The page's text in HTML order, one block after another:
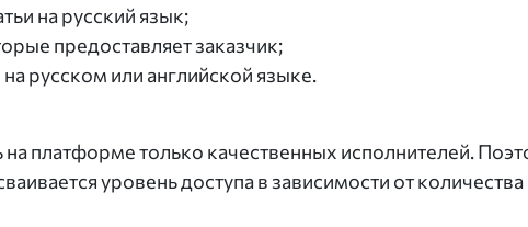
на русский язык;
предоставляет заказчик;
русском или английской языке.
на платформе только качественных исполнителей.
уровень доступа в зависимости от количества